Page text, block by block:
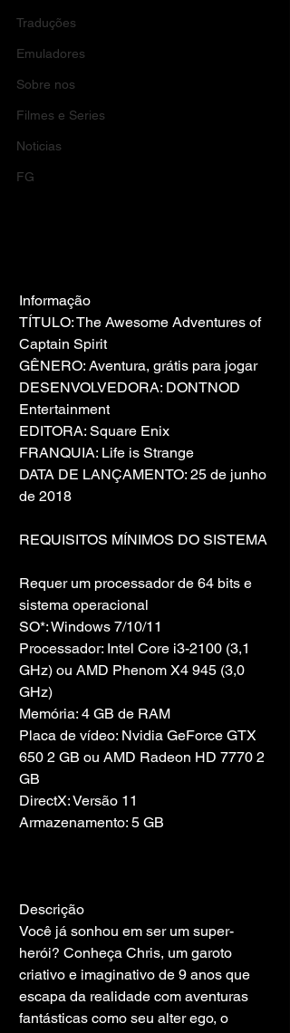
Traduções
Emuladores
Sobre nos
Filmes e Series
Noticias
FG
Informação
TÍTULO: The Awesome Adventures of
Captain Spirit
GÊNERO: Aventura, grátis para jogar
DESENVOLVEDORA: DONTNOD
Entertainment
EDITORA: Square Enix
FRANQUIA: Life is Strange
DATA DE LANÇAMENTO: 25 de junho
de 2018
REQUISITOS MÍNIMOS DO SISTEMA
Requer um processador de 64 bits e
sistema operacional
SO*: Windows 7/10/11
Processador: Intel Core i3-2100 (3,1
GHz) ou AMD Phenom X4 945 (3,0
GHz)
Memória: 4 GB de RAM
Placa de vídeo: Nvidia GeForce GTX
650 2 GB ou AMD Radeon HD 7770 2
GB
DirectX: Versão 11
Armazenamento: 5 GB
Descrição
Você já sonhou em ser um super-
herói? Conheça Chris, um garoto
criativo e imaginativo de 9 anos que
escapa da realidade com aventuras
fantásticas como seu alter ego, o